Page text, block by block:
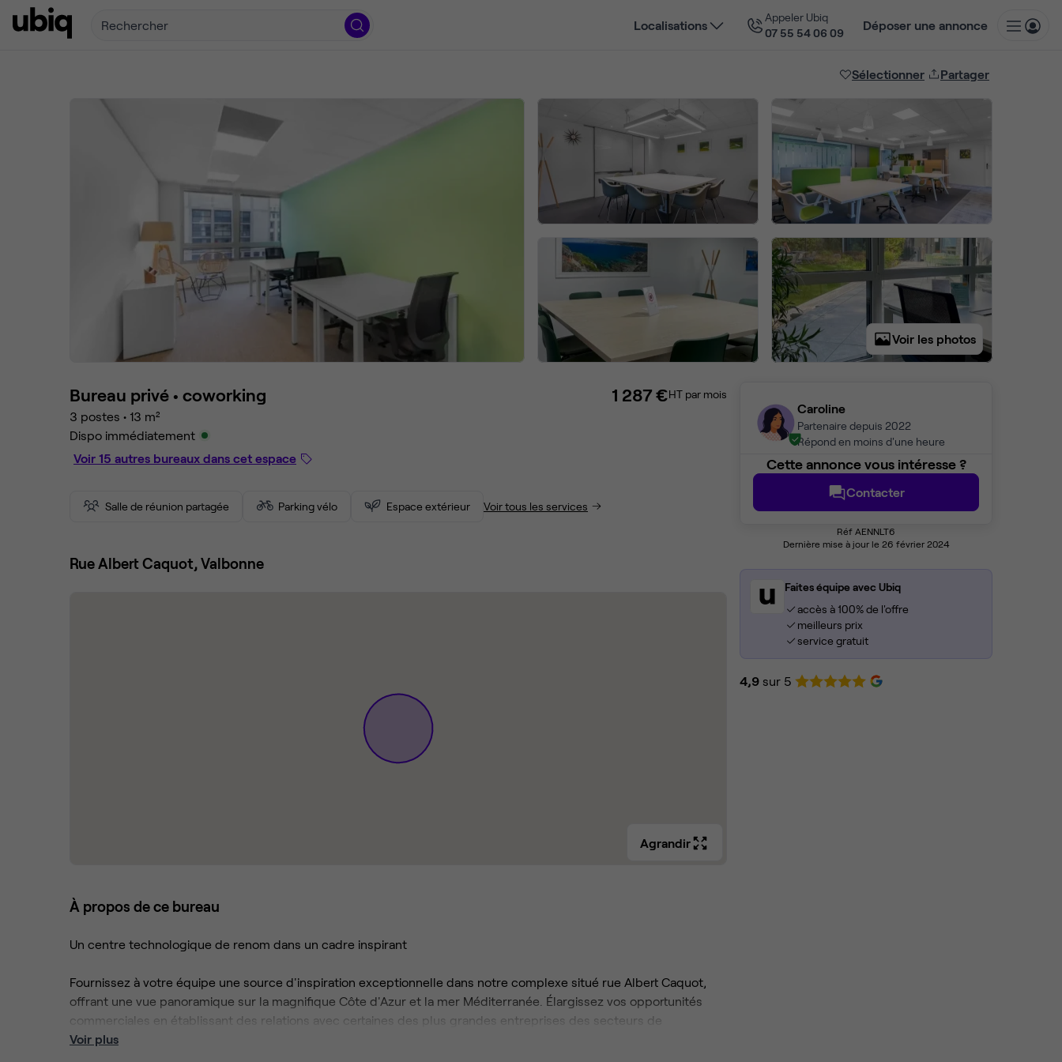
Rechercher Localisations
Appeler Ubiq
07 55 54 06 09
Déposer une annonce
Sélectionner Partager
Voir les photos
Caroline
Partenaire depuis 2022
Répond en moins d'une heure
Cette annonce vous intéresse ?
Contacter
Réf AENNLT6
Dernière mise à jour le 26 février 2024
Faites équipe avec Ubiq
accès à 100% de l'offre
meilleurs prix
service gratuit
4,9 sur 5
Bureau privé • coworking
3 postes • 13 m²
Dispo immédiatement
Voir 15 autres bureaux dans cet espace
1 287 €HT par mois
Salle de réunion partagée Parking vélo Espace extérieur Voir tous les services
Rue Albert Caquot, Valbonne
Agrandir
À propos de ce bureau
Un centre technologique de renom dans un cadre inspirant
Fournissez à votre équipe une source d'inspiration exceptionnelle dans notre complexe situé rue Albert Caquot,
offrant une vue panoramique sur la magnifique Côte d'Azur et la mer Méditerranée. Élargissez vos opportunités
commerciales en établissant des relations avec certaines des plus grandes entreprises des secteurs de
l'informatique, de la finance et des biotechnologies présentes dans la région.
Voir plus